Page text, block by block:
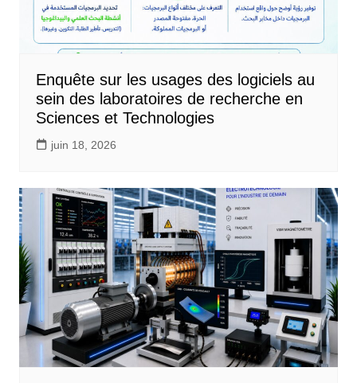
Enquête sur les usages des logiciels au
sein des laboratoires de recherche en
Sciences et Technologies
juin 18, 2026